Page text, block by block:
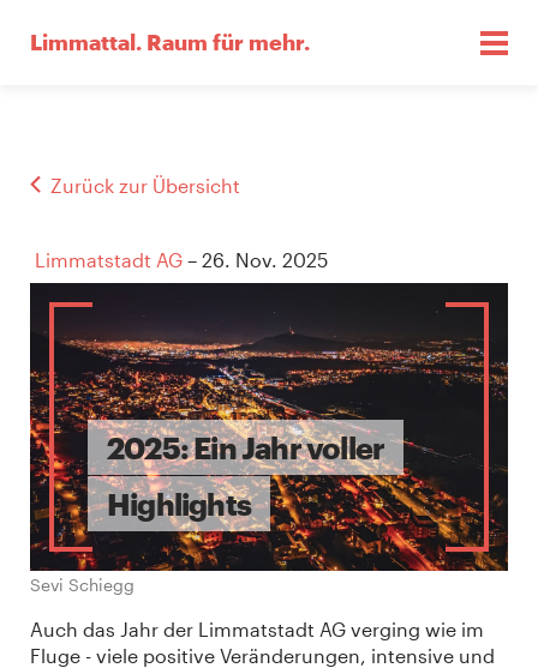
Limmattal. Raum für mehr.
Zurück zur Übersicht
Limmatstadt AG – 26. Nov. 2025
2025: Ein Jahr voller
Highlights
Sevi Schiegg
Auch das Jahr der Limmatstadt AG verging wie im
Fluge - viele positive Veränderungen, intensive und